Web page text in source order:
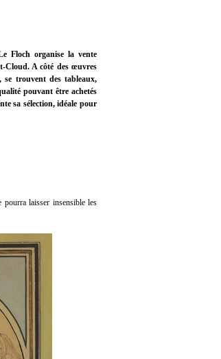
Floch organise la vente
Cloud. A côté des œuvres
se trouvent des tableaux,
pouvant être achetés
sa sélection, idéale pour
pourra laisser insensible les